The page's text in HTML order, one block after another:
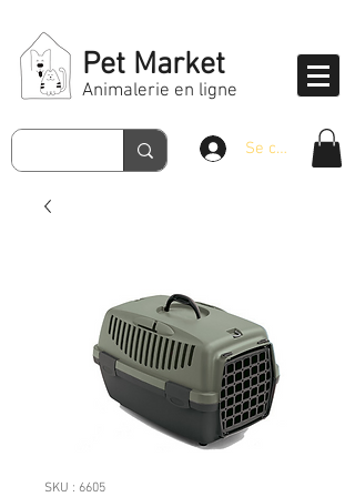
Pet Market
Animalerie en ligne
Se connecter
SKU : 6605